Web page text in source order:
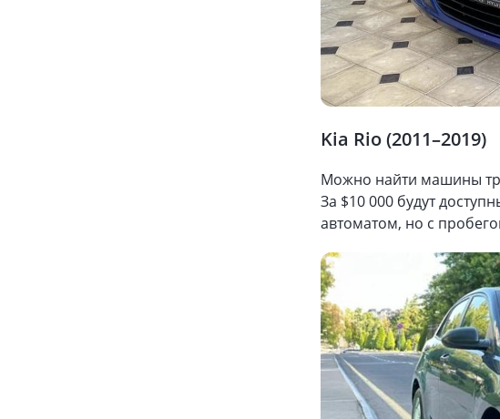
Kia Rio (2011–2019)
Можно найти машины
За $10 000 будут
автоматом, но с